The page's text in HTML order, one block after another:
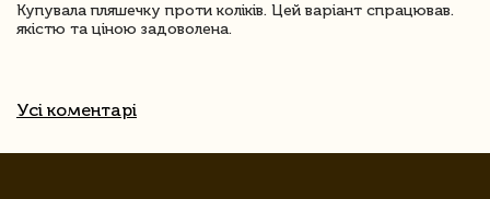
Купувала пляшечку проти коліків. Цей варіант спрацював.
якістю та ціною задоволена.
Усі коментарі